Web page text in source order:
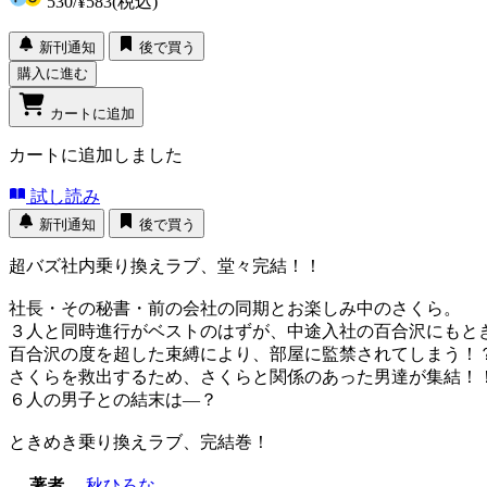
新刊通知
後で買う
購入に進む
カートに追加
カートに追加しました
試し読み
新刊通知 後で買う
超バズ社内乗り換えラブ、堂々完結！！
社長・その秘書・前の会社の同期とお楽しみ中のさくら。
３人と同時進行がベストのはずが、中途入社の百合沢にも
百合沢の度を超した束縛により、部屋に監禁されてしまう！
さくらを救出するため、さくらと関係のあった男達が集結！！
６人の男子との結末は―？
ときめき乗り換えラブ、完結巻！